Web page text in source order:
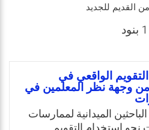
من القديم للجديد
1 بنود
الواقعي في
من وجهة نظر المعلمين في
الميدانية لممارسات